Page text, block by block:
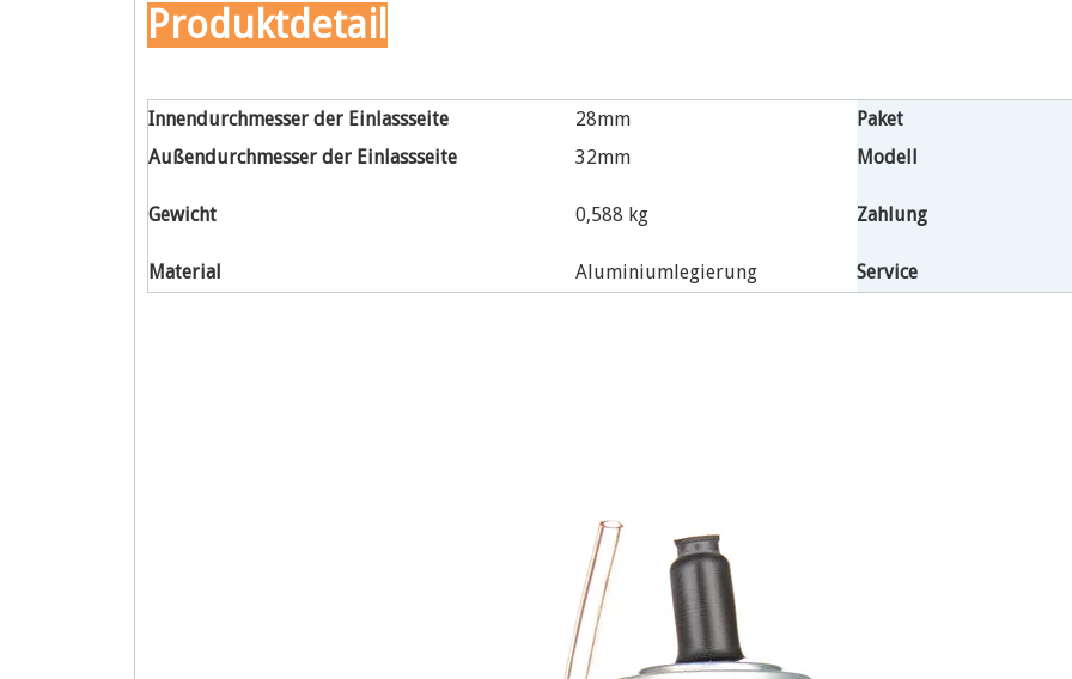
Produktdetail
Innendurchmesser der Einlassseite 28mm
Paket
Außendurchmesser der Einlassseite
32mm Modell
Gewicht 0,588 kg Zahlung
Material Aluminiumlegierung Service